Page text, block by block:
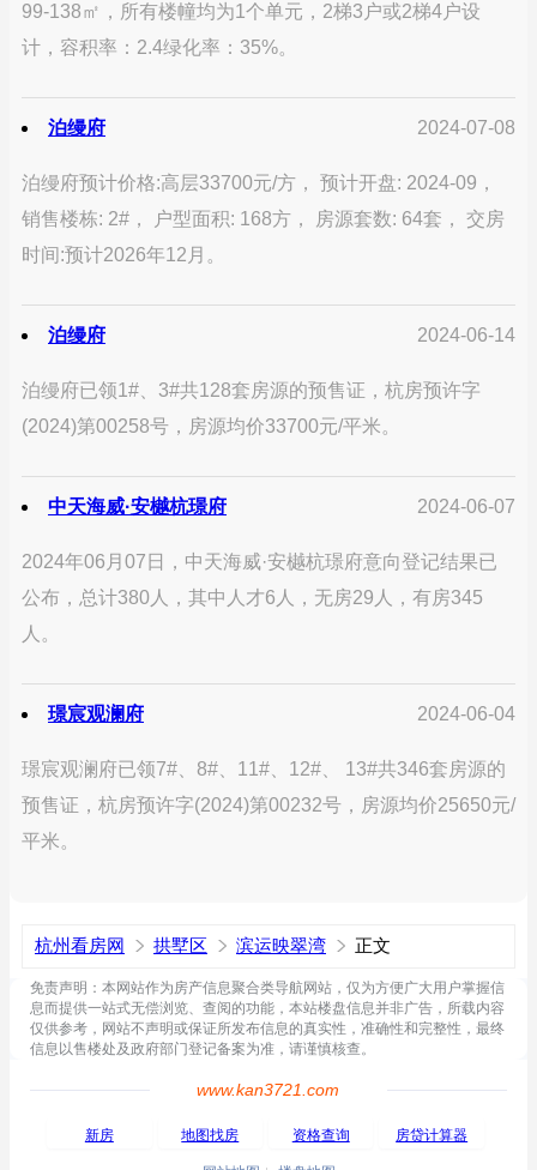
99-138㎡，所有楼幢均为1个单元，2梯3户或2梯4户设
计，容积率：2.4绿化率：35%。
泊缦府 2024-07-08
泊缦府预计价格:高层33700元/方， 预计开盘: 2024-09，
销售楼栋: 2#， 户型面积: 168方， 房源套数: 64套， 交房
时间:预计2026年12月。
泊缦府 2024-06-14
泊缦府已领1#、3#共128套房源的预售证，杭房预许字
(2024)第00258号，房源均价33700元/平米。
中天海威·安樾杭璟府 2024-06-07
2024年06月07日，中天海威·安樾杭璟府意向登记结果已
公布，总计380人，其中人才6人，无房29人，有房345
人。
璟宸观澜府 2024-06-04
璟宸观澜府已领7#、8#、11#、12#、 13#共346套房源的
预售证，杭房预许字(2024)第00232号，房源均价25650元/
平米。
杭州看房网 拱墅区 滨运映翠湾 正文
免责声明：本网站作为房产信息聚合类导航网站，仅为方便广大用户掌握信
息而提供一站式无偿浏览、查阅的功能，本站楼盘信息并非广告，所载内容
仅供参考，网站不声明或保证所发布信息的真实性，准确性和完整性，最终
信息以售楼处及政府部门登记备案为准，请谨慎核查。
www.kan3721.com
新房 地图找房 资格查询 房贷计算器